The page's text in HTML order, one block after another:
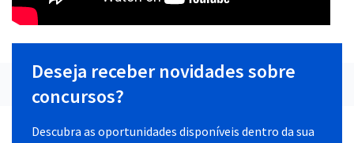
Deseja receber novidades sobre
concursos?
Descubra as oportunidades disponíveis dentro da sua